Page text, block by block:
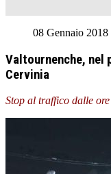
08 Gennaio 2018
Valtournenche, nel
Cervinia
Stop al traffico dalle